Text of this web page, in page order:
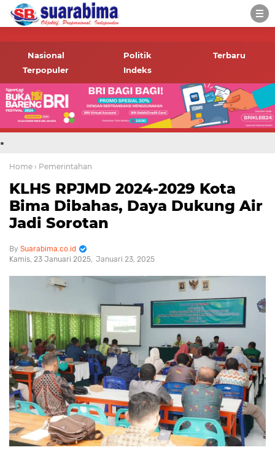
-->
informasi terbaru tentang
Bima dan daerah sekitar
Nasional Politik
Terbaru
Terpopuler
Indeks
.
Home › Pemerintahan
KLHS RPJMD 2024-2029 Kota
Bima Dibahas, Daya Dukung Air
Jadi Sorotan
Suarabima.co.id
Kamis, 23 Januari 2025 Januari 23, 2025